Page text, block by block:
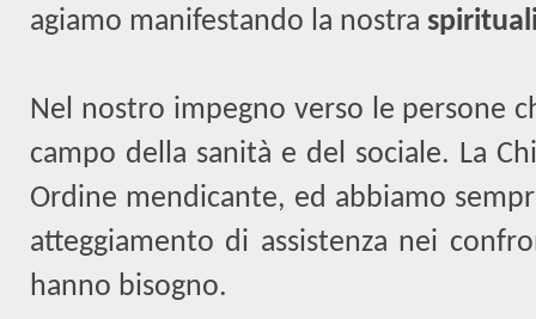
agiamo manifestando la nostra
Nel nostro impegno verso le persone
campo della sanità e del sociale. La
Ordine mendicante, ed abbiamo
atteggiamento di assistenza nei
hanno bisogno.